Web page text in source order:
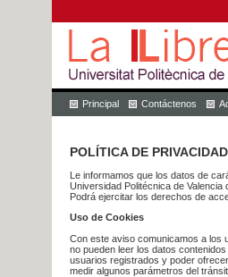
Principal Contáctenos
POLÍTICA DE PRIVACIDAD
Le informamos que los datos de
Universidad Politécnica de Valencia
Podrá ejercitar los derechos de
Uso de Cookies
Con este aviso comunicamos a los
no pueden leer los datos
usuarios registrados y poder
medir algunos parámetros del